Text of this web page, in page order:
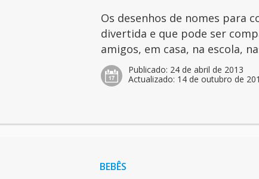
Os desenhos de nomes para
divertida e que pode ser
amigos, em casa, na escola,
Publicado: 24 de abril de 2013
Actualizado: 14 de outubro de
BEBÊS